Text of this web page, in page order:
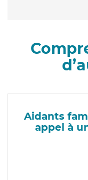
Aidants
appel à